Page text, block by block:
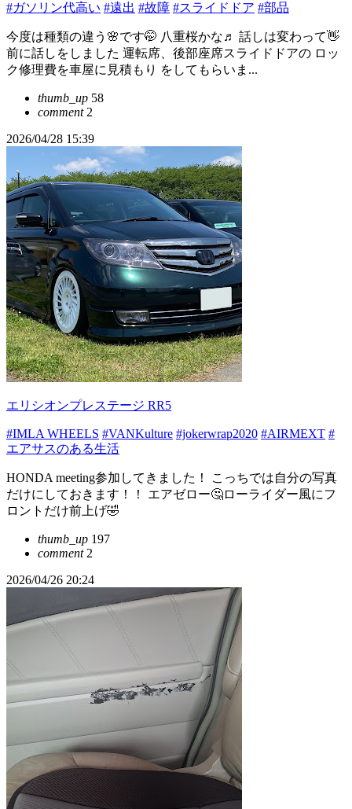
#ガソリン代高い #遠出 #故障 #スライドドア #部品
今度は種類の違う🌸です🤭 八重桜かな♬ 話しは変わって👋
前に話しをしました 運転席、後部座席スライドドアの ロッ
ク修理費を車屋に見積もり をしてもらいま...
thumb_up 58
comment2
2026/04/28 15:39
エリシオンプレステージ RR5
#IMLA WHEELS #VANKulture #jokerwrap2020 #AIRMEXT #
エアサスのある生活
HONDA meeting参加してきました！ こっちでは自分の写真
だけにしておきます！！ エアゼロー🤔ローライダー風にフ
ロントだけ前上げ🤣
thumb_up 197
comment2
2026/04/26 20:24